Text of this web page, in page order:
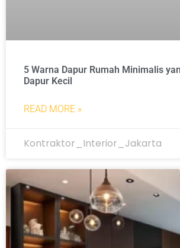
5 Warna Dapur Rumah Minimalis
Dapur Kecil
READ MORE »
Kontraktor_Interior_Jakarta